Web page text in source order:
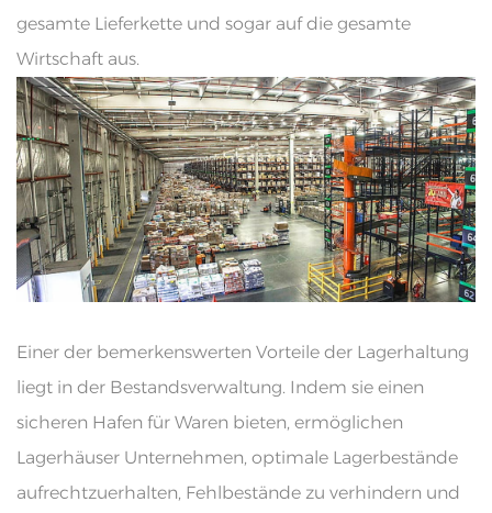
gesamte Lieferkette und sogar auf die gesamte
Wirtschaft aus.
Einer der bemerkenswerten Vorteile der Lagerhaltung
liegt in der Bestandsverwaltung. Indem sie einen
sicheren Hafen für Waren bieten, ermöglichen
Lagerhäuser Unternehmen, optimale Lagerbestände
aufrechtzuerhalten, Fehlbestände zu verhindern und